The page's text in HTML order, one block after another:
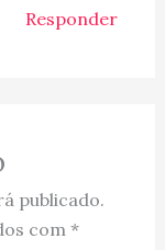
Responder
publicado.
com *